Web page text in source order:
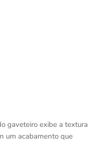
gaveteiro exibe a textura
um acabamento que